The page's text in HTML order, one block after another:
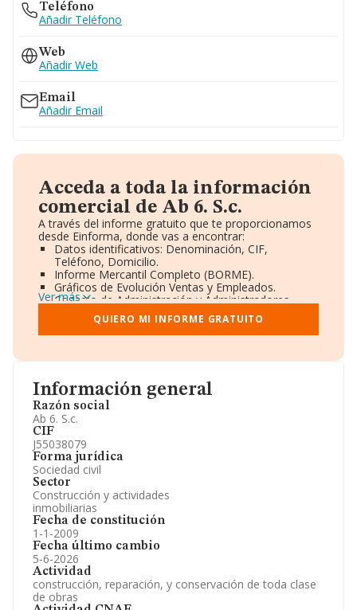
Información general
Razón social
Ab 6. S.c.
CIF
J55038079
Forma jurídica
Sociedad civil
Sector
Construcción y actividades
inmobiliarias
Fecha de constitución
1-1-2009
Fecha último cambio
5-6-2026
Actividad
construcción, reparación, y conservación de toda clase
de obras
Teléfono
Añadir Teléfono
Web
Añadir Web
Email
Añadir Email
Acceda a toda la información
comercial de Ab 6. S.c.
A través del informe gratuito que te proporcionamos
desde Einforma, donde vas a encontrar:
Datos identificativos: Denominación, CIF,
Teléfono, Domicilio.
Informe Mercantil Completo (BORME).
Gráficos de Evolución Ventas y Empleados.
Consejo de Administración y Administradores.
Directivos y Ejecutivos.
Accionistas.
Participaciones y Vinculaciones en otras empresas.
Información oficial y registral complementaria.
Ver más
QUIERO MI INFORME GRATUITO